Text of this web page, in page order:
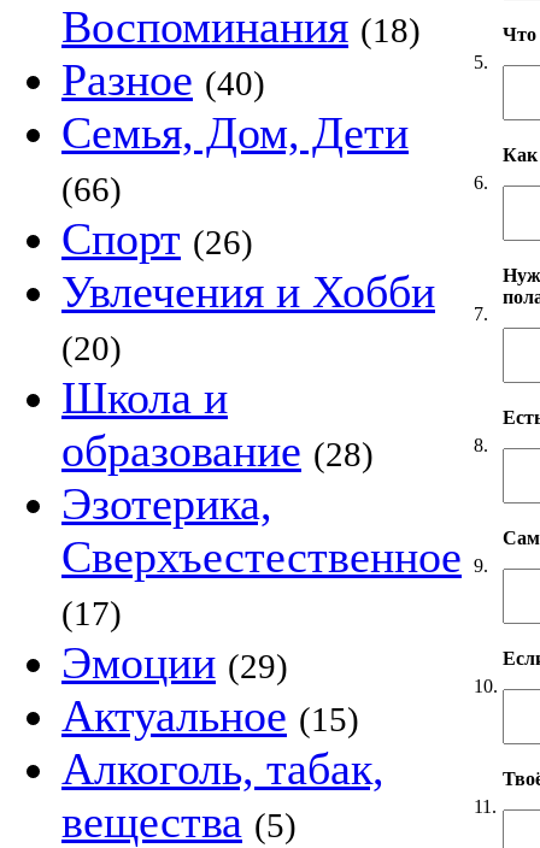
Воспоминания (18)
Разное (40)
Семья, Дом, Дети
(66)
Спорт (26)
Увлечения и Хобби
(20)
Школа и
образование (28)
Эзотерика,
Сверхъестественное
(17)
Эмоции (29)
Актуальное (15)
Алкоголь, табак,
вещества (5)
5.
Что
6.
Как
7.
8.
9.
10.
11.